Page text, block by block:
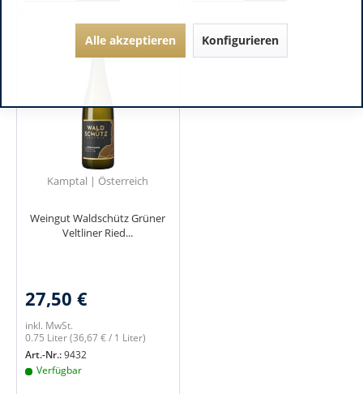
Kamptal | Österreich
Weingut Waldschütz Grüner
Veltliner Ried...
27,50 €
inkl. MwSt.
0.75 Liter(36,67 € / 1 Liter)
Art.-Nr.:9432
Verfügbar
Alle akzeptieren Konfigurieren